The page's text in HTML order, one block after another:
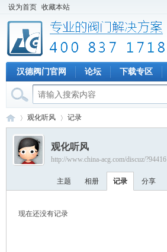
设为首页 收藏本站
汉德阀门官网 论坛 下载专区
›
观化听风 记录
观化听风
http://www.china-acg.com/discuz/?94416
主题 相册 记录 分享
现在还没有记录